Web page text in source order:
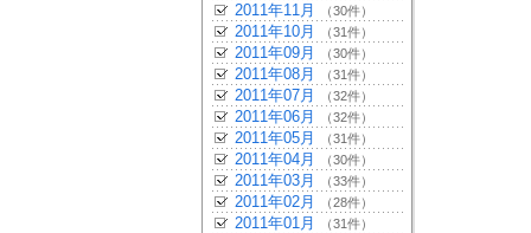
2011年11月 （30件）
2011年10月 （31件）
2011年09月 （30件）
2011年08月 （31件）
2011年07月 （32件）
2011年06月 （32件）
2011年05月 （31件）
2011年04月 （30件）
2011年03月 （33件）
2011年02月 （28件）
2011年01月 （31件）